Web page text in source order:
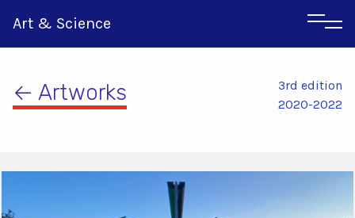
Art & Science
← Artworks
3rd edition
2020-2022